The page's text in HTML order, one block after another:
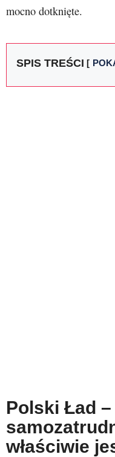
mocno dotknięte.
SPIS TREŚCI
Polski Ład –
właściwie